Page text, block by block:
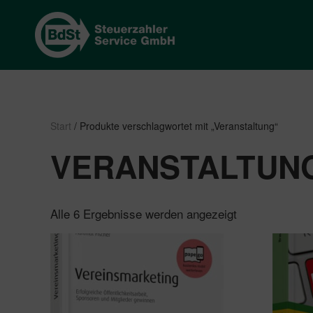
Start / Produkte verschlagwortet mit „Veranstaltung“
Alle 6 Ergebnisse werden angezeigt
sortiert